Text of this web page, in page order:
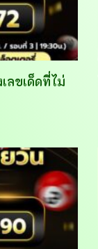
ขเด็ดที่ไม่